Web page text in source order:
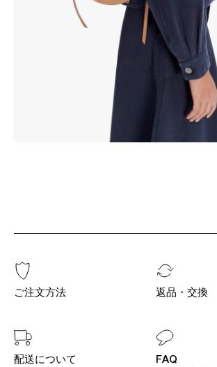
ご注文方法 返品・交換
配送について
FAQ